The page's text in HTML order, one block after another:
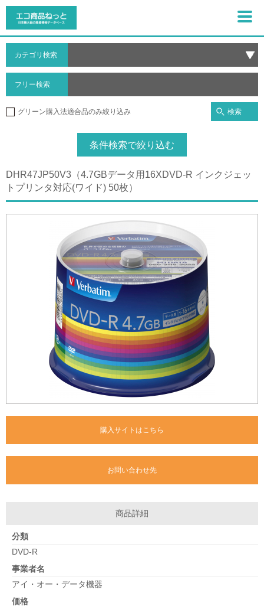
カテゴリ検索
フリー検索
グリーン購入法適合品のみ絞り込み 検索
条件検索で絞り込む
DHR47JP50V3（4.7GBデータ用16XDVD-R インクジェッ
トプリンタ対応(ワイド) 50枚）
購入サイトはこちら
お問い合わせ先
商品詳細
分類
DVD-R
事業者名
アイ・オー・データ機器
価格